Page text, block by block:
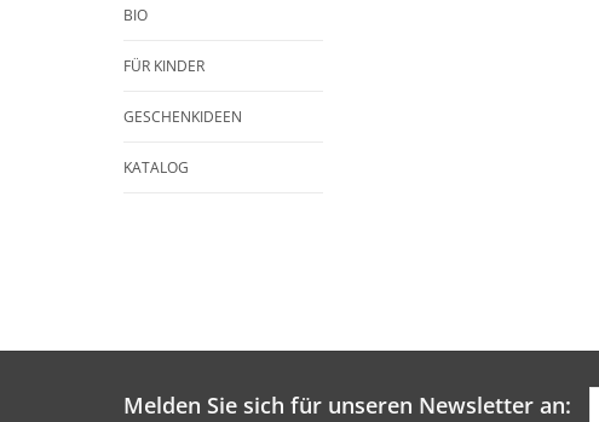
BIO
FÜR KINDER
GESCHENKIDEEN
KATALOG
Melden Sie sich für unseren Newsletter an: